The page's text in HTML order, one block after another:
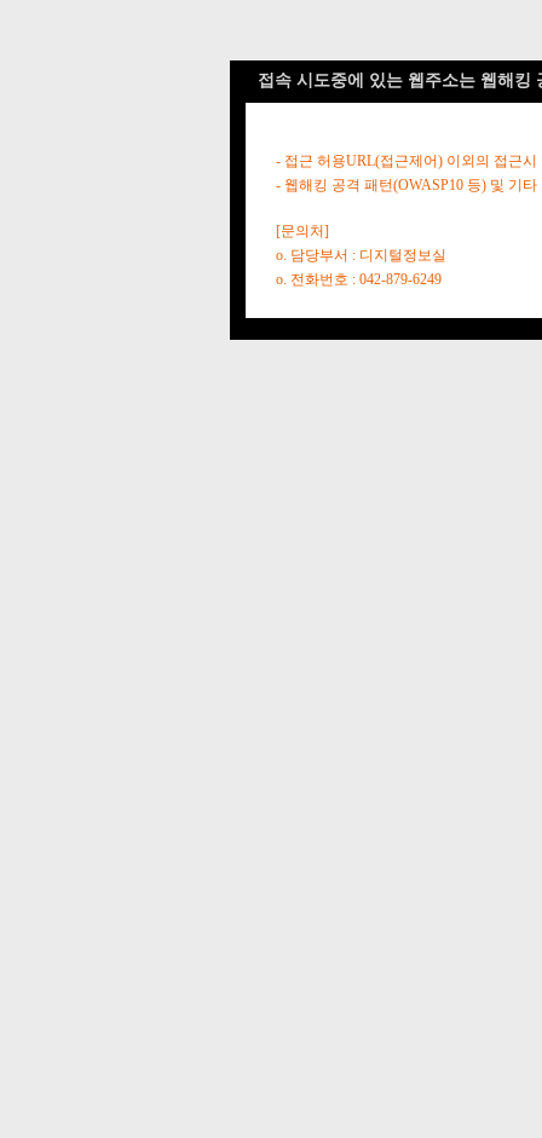
접속 시도중에 있는 웹주소는 웹해킹
- 접근 허용URL(접근제어) 이외의 접근시
- 웹해킹 공격 패턴(OWASP10 등) 및 기
[문의처]
o. 담당부서 : 디지털정보실
o. 전화번호 : 042-879-6249